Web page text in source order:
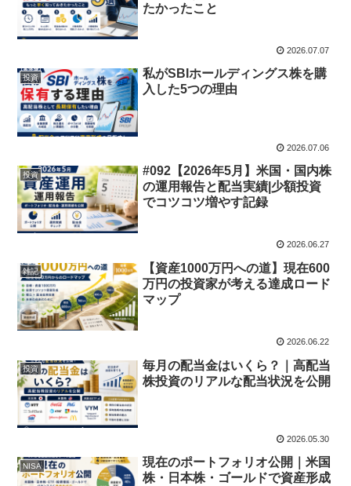
たかったこと
2026.07.07
投資
私がSBIホールディングス株を購
入した5つの理由
2026.07.06
投資
#092【2026年5月】米国・国内株
の運用報告と配当実績|少額投資
でコツコツ増やす記録
2026.06.27
雑記
【資産1000万円への道】現在600
万円の投資家が考える達成ロード
マップ
2026.06.22
投資
毎月の配当金はいくら？｜高配当
株投資のリアルな配当状況を公開
2026.05.30
NISA
現在のポートフォリオ公開｜米国
株・日本株・ゴールドで資産形成